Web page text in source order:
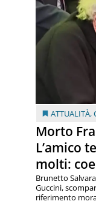
ATTUALITÀ,
Morto
L’amico
molti:
Brunetto
Guccini,
riferimento